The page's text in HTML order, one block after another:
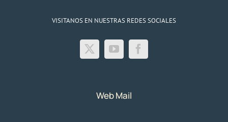
VISITANOS EN NUESTRAS REDES SOCIALES
Web Mail